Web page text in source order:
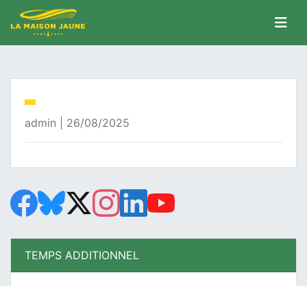
admin | 26/08/2025
TEMPS ADDITIONNEL